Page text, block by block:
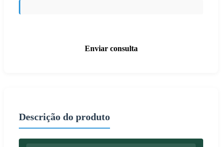
Enviar consulta
Descrição do produto